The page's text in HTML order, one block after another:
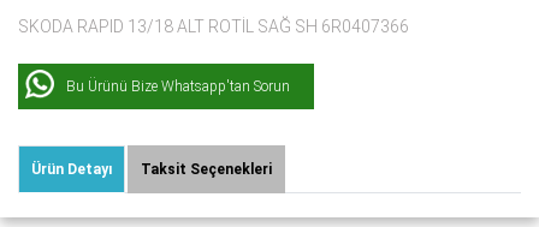
SKODA RAPID 13/18 ALT ROTİL SAĞ SH 6R0407366
Bu Ürünü Bize Whatsapp'tan Sorun
Ürün Detayı Taksit Seçenekleri